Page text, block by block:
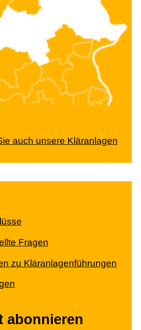
auch unsere Kläranlagen
Fragen
zu Kläranlagenführungen
abonnieren